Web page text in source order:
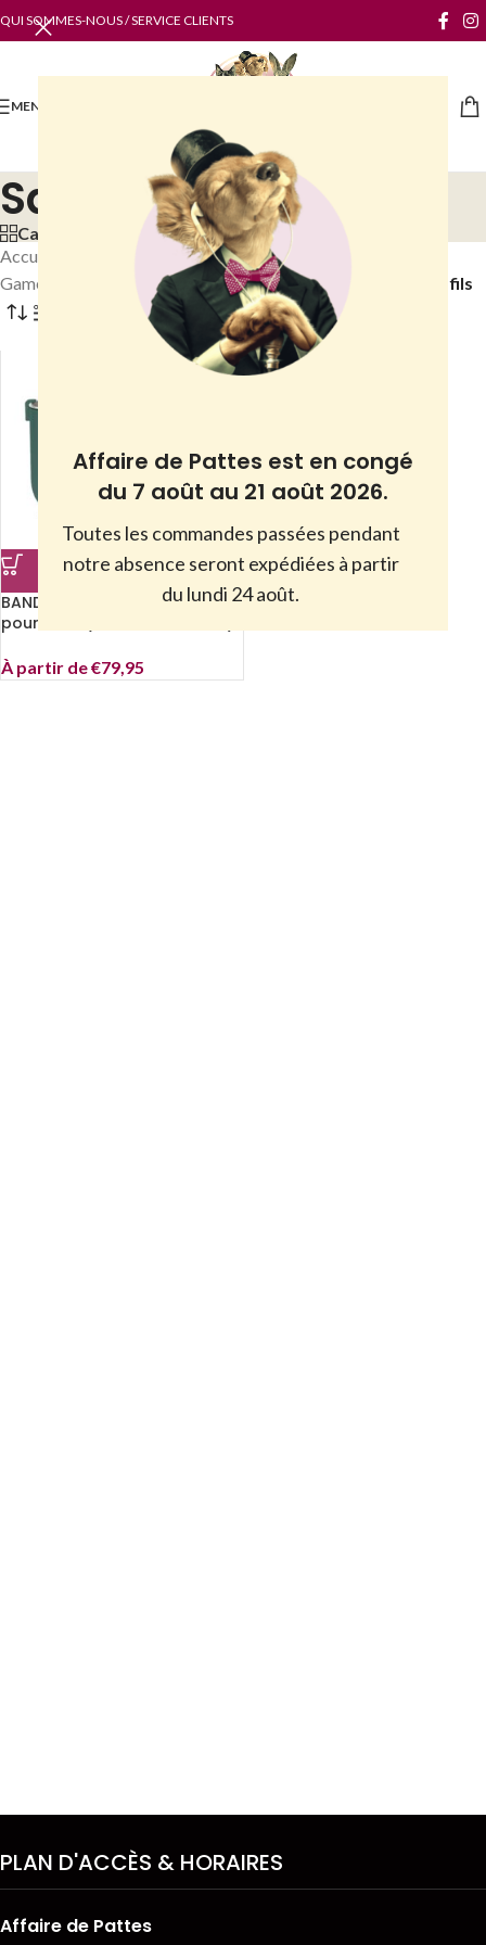
Affaire de Pattes est en congé
du 7 août au 21 août 2026.
Toutes les commandes passées pendant
notre absence seront expédiées à partir
du lundi 24 août.
QUI SOMMES-NOUS / SERVICE CLIENTS
MENU
Sans fils
Categories
Accueil
/Accessoires chats
Gamelles & distributeurs
Fontaine / Distributeur d'eau
Sans fils
BANDIT Fontaine à eau sans fil
pour chat (Coloris aux choix)
À partir de€79,95
PLAN D'ACCÈS & HORAIRES
Affaire de Pattes